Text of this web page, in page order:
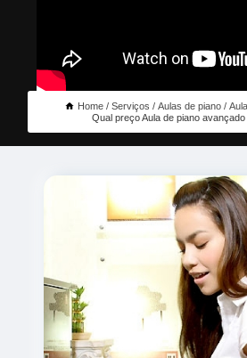
Home Serviços Aulas de piano
Qual preço Aula de piano